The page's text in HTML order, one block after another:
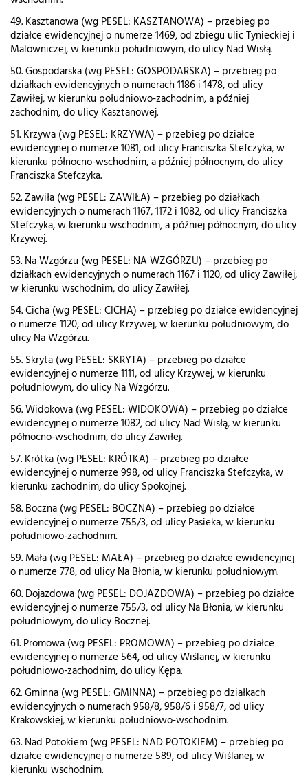
49. Kasztanowa (wg PESEL: KASZTANOWA) – przebieg po
działce ewidencyjnej o numerze 1469, od zbiegu ulic Tynieckiej i
Malowniczej, w kierunku południowym, do ulicy Nad Wisłą.
50. Gospodarska (wg PESEL: GOSPODARSKA) – przebieg po
działkach ewidencyjnych o numerach 1186 i 1478, od ulicy
Zawiłej, w kierunku południowo-zachodnim, a później
zachodnim, do ulicy Kasztanowej.
51. Krzywa (wg PESEL: KRZYWA) – przebieg po działce
ewidencyjnej o numerze 1081, od ulicy Franciszka Stefczyka, w
kierunku północno-wschodnim, a później północnym, do ulicy
Franciszka Stefczyka.
52. Zawiła (wg PESEL: ZAWIŁA) – przebieg po działkach
ewidencyjnych o numerach 1167, 1172 i 1082, od ulicy Franciszka
Stefczyka, w kierunku wschodnim, a później północnym, do ulicy
Krzywej.
53. Na Wzgórzu (wg PESEL: NA WZGÓRZU) – przebieg po
działkach ewidencyjnych o numerach 1167 i 1120, od ulicy Zawiłej,
w kierunku wschodnim, do ulicy Zawiłej.
54. Cicha (wg PESEL: CICHA) – przebieg po działce ewidencyjnej
o numerze 1120, od ulicy Krzywej, w kierunku południowym, do
ulicy Na Wzgórzu.
55. Skryta (wg PESEL: SKRYTA) – przebieg po działce
ewidencyjnej o numerze 1111, od ulicy Krzywej, w kierunku
południowym, do ulicy Na Wzgórzu.
56. Widokowa (wg PESEL: WIDOKOWA) – przebieg po działce
ewidencyjnej o numerze 1082, od ulicy Nad Wisłą, w kierunku
północno-wschodnim, do ulicy Zawiłej.
57. Krótka (wg PESEL: KRÓTKA) – przebieg po działce
ewidencyjnej o numerze 998, od ulicy Franciszka Stefczyka, w
kierunku zachodnim, do ulicy Spokojnej.
58. Boczna (wg PESEL: BOCZNA) – przebieg po działce
ewidencyjnej o numerze 755/3, od ulicy Pasieka, w kierunku
południowo-zachodnim.
59. Mała (wg PESEL: MAŁA) – przebieg po działce ewidencyjnej
o numerze 778, od ulicy Na Błonia, w kierunku południowym.
60. Dojazdowa (wg PESEL: DOJAZDOWA) – przebieg po działce
ewidencyjnej o numerze 755/3, od ulicy Na Błonia, w kierunku
południowym, do ulicy Bocznej.
61. Promowa (wg PESEL: PROMOWA) – przebieg po działce
ewidencyjnej o numerze 564, od ulicy Wiślanej, w kierunku
południowo-zachodnim, do ulicy Kępa.
62. Gminna (wg PESEL: GMINNA) – przebieg po działkach
ewidencyjnych o numerach 958/8, 958/6 i 958/7, od ulicy
Krakowskiej, w kierunku południowo-wschodnim.
63. Nad Potokiem (wg PESEL: NAD POTOKIEM) – przebieg po
działce ewidencyjnej o numerze 589, od ulicy Wiślanej, w
kierunku wschodnim.